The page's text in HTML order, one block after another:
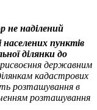
не наділений
пунктів
ділянки до
державним
кадастрових
розташування в
розташування